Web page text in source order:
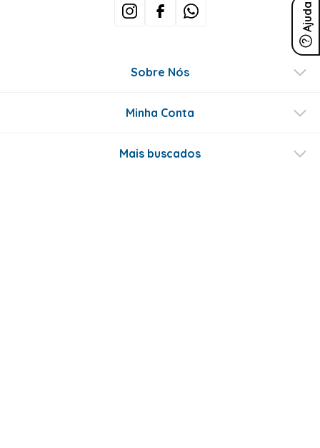
Ajuda
Sobre Nós
Minha Conta
Mais buscados